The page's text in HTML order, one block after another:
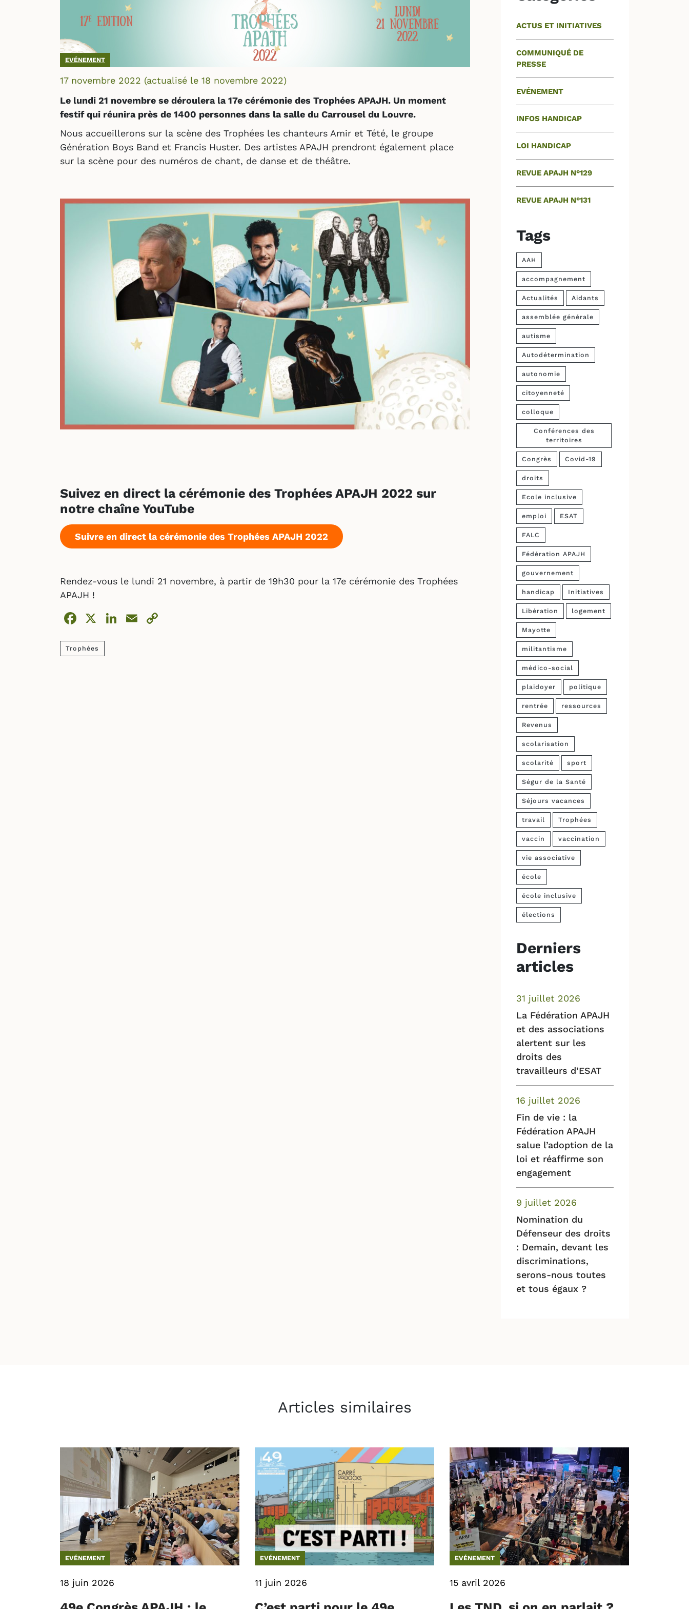
EVÉNEMENT
17 novembre 2022 (actualisé le 18 novembre 2022)
Le lundi 21 novembre se déroulera la 17e cérémonie des Trophées APAJH. Un moment
festif qui réunira près de 1400 personnes dans la salle du Carrousel du Louvre.
Nous accueillerons sur la scène des Trophées les chanteurs Amir et Tété, le groupe
Génération Boys Band et Francis Huster. Des artistes APAJH prendront également place
sur la scène pour des numéros de chant, de danse et de théâtre.
Suivez en direct la cérémonie des Trophées APAJH 2022 sur
notre chaîne YouTube
Suivre en direct la cérémonie des Trophées APAJH 2022
Rendez-vous le lundi 21 novembre, à partir de 19h30 pour la 17e cérémonie des Trophées
APAJH !
Facebook
X LinkedIn
Email
Trophées
ACTUS ET INITIATIVES
COMMUNIQUÉ DE
PRESSE
EVÉNEMENT
INFOS HANDICAP
LOI HANDICAP
REVUE APAJH N°129
REVUE APAJH N°131
Tags
AAH
accompagnement
Actualités Aidants
assemblée générale
autisme
Autodétermination
autonomie
citoyenneté
colloque
Conférences des
territoires
Congrès Covid-19
droits
Ecole inclusive
emploi ESAT
FALC
Fédération APAJH
gouvernement
handicap Initiatives
Libération logement
Mayotte
militantisme
médico-social
plaidoyer politique
rentrée ressources
Revenus
scolarisation
scolarité sport
Ségur de la Santé
Séjours vacances
travail Trophées
vaccin vaccination
vie associative
école
école inclusive
élections
Derniers
articles
La Fédération APAJH
et des associations
alertent sur les
droits des
travailleurs d’ESAT
31 juillet 2026
Fin de vie : la
Fédération APAJH
salue l’adoption de la
loi et réaffirme son
engagement
16 juillet 2026
Nomination du
Défenseur des droits
: Demain, devant les
discriminations,
serons-nous toutes
et tous égaux ?
9 juillet 2026
Articles similaires
EVÉNEMENT
18 juin 2026
EVÉNEMENT
11 juin 2026
EVÉNEMENT
15 avril 2026